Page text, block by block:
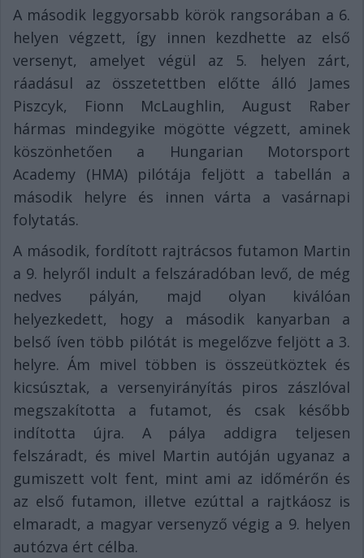
A második leggyorsabb körök rangsorában a 6.
helyen végzett, így innen kezdhette az első
versenyt, amelyet végül az 5. helyen zárt,
ráadásul az összetettben előtte álló James
Piszcyk, Fionn McLaughlin, August Raber
hármas mindegyike mögötte végzett, aminek
köszönhetően a Hungarian Motorsport
Academy (HMA) pilótája feljött a tabellán a
második helyre és innen várta a vasárnapi
folytatás.
A második, fordított rajtrácsos futamon Martin
a 9. helyről indult a felszáradóban levő, de még
nedves pályán, majd olyan kiválóan
helyezkedett, hogy a második kanyarban a
belső íven több pilótát is megelőzve feljött a 3.
helyre. Ám mivel többen is összeütköztek és
kicsúsztak, a versenyirányítás piros zászlóval
megszakította a futamot, és csak később
indította újra. A pálya addigra teljesen
felszáradt, és mivel Martin autóján ugyanaz a
gumiszett volt fent, mint ami az időmérőn és
az első futamon, illetve ezúttal a rajtkáosz is
elmaradt, a magyar versenyző végig a 9. helyen
autózva ért célba.